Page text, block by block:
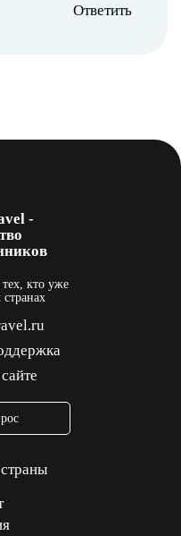
Ответить
кто уже